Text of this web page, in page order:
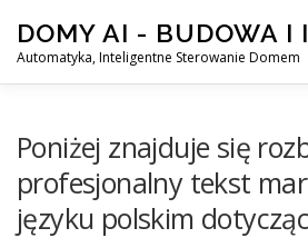
content
DOMY AI - BUDOWA I
Automatyka, Inteligentne Sterowanie Domem
Poniżej znajduje się
profesjonalny tekst
języku polskim